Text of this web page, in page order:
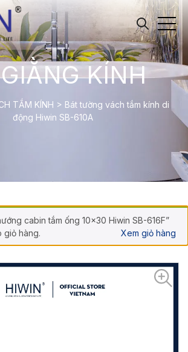
KÍNH
TẮM KÍNH > Bát tường vách tắm kính di
động Hiwin SB-610A
cabin tắm ống 10×30 Hiwin SB-616F”
giỏ hàng.
Xem giỏ hàng